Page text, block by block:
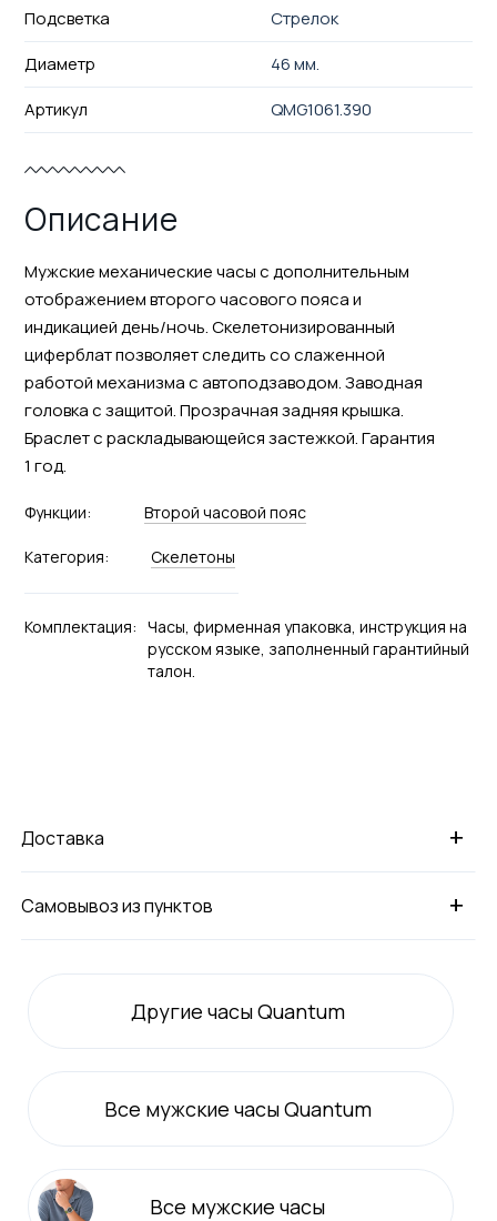
Подсветка
Стрелок
Диаметр
46 мм.
Артикул
QMG1061.390
Описание
Мужские механические часы с дополнительным
отображением второго часового пояса и
индикацией день/ночь. Скелетонизированный
циферблат позволяет следить со слаженной
работой механизма с автоподзаводом. Заводная
головка с защитой. Прозрачная задняя крышка.
Браслет с раскладывающейся застежкой. Гарантия
1 год.
Функции: Второй часовой пояс
Категория: Скелетоны
Комплектация: Часы, фирменная упаковка, инструкция на
русском языке, заполненный гарантийный
талон.
+
Доставка
+
Самовывоз из пунктов
Другие часы Quantum
Все мужские часы Quantum
Все мужские часы